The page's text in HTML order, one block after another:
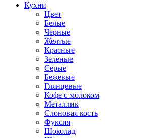
Кухни
Цвет
Белые
Черные
Желтые
Красные
Зеленые
Серые
Бежевые
Глянцевые
Кофе с молоком
Металлик
Слоновая кость
Фуксия
Шоколад